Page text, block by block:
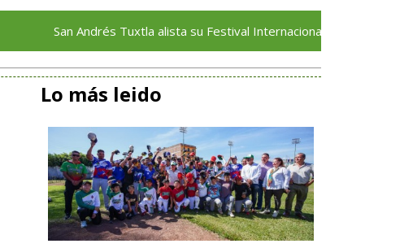
San Andrés Tuxtla alista su Festival Internacional de Globos de Papel
Lo más leido